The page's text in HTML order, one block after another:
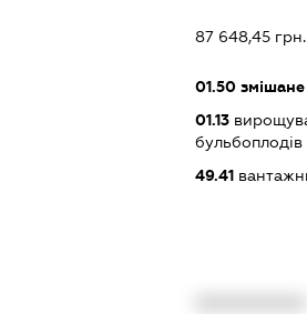
87 648,45 грн.
01.50змішане
01.13
бульбоплодів
49.41